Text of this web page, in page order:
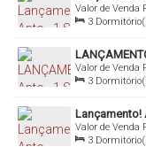
- Terraço;
- Espaço zen;
- Espaço kids;
- Brinquedoteca;
- Playground;
Itajaí/SC
Valor de Venda
Brasil
3
Sala(s) , 1
- Itajaí/SC
Valor de Venda
Brasil
3
Sala(s) , 1
Lançamento!
Fazenda -
Valor de Venda
3